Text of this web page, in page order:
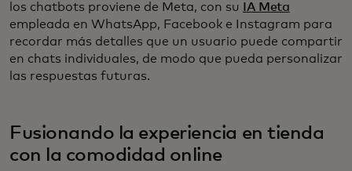
los chatbots proviene de Meta, con su
IA Meta
empleada en WhatsApp, Facebook e Instagram para
recordar más detalles que un usuario puede compartir
en chats individuales, de modo que pueda personalizar
las respuestas futuras.
Fusionando la experiencia en tienda
con la comodidad online